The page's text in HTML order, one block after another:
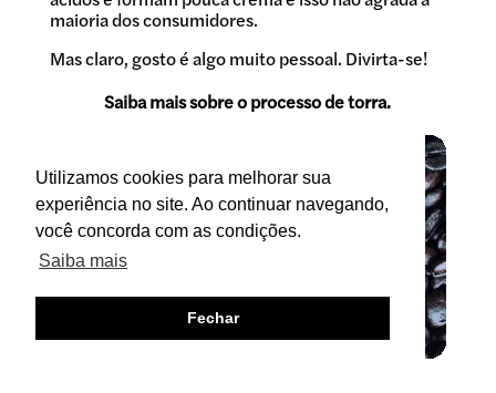
Utilizamos cookies para melhorar sua
experiência no site. Ao continuar navegando,
você concorda com as condições.
Saiba mais
Fechar
maioria dos consumidores.
Mas claro, gosto é algo muito pessoal. Divirta-se!
Saiba mais sobre o processo de torra.